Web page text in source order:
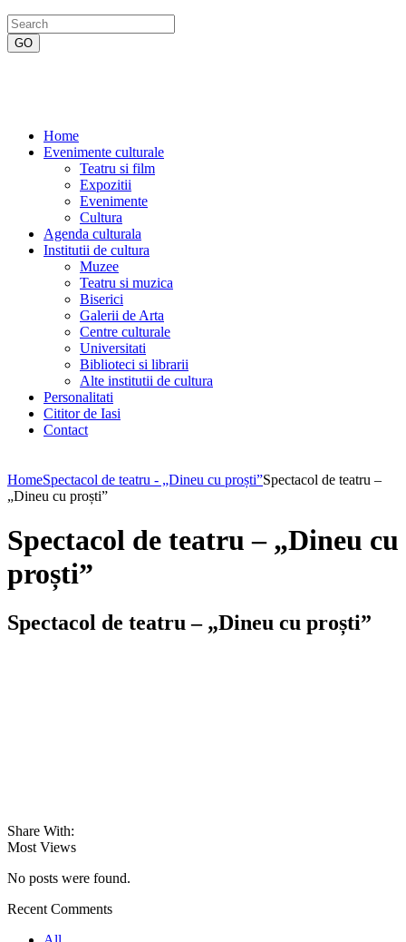
Home
Evenimente culturale
Teatru si film
Expozitii
Evenimente
Cultura
Agenda culturala
Institutii de cultura
Muzee
Teatru si muzica
Biserici
Galerii de Arta
Centre culturale
Universitati
Biblioteci si librarii
Alte institutii de cultura
Personalitati
Cititor de Iasi
Contact
HomeSpectacol de teatru - „Dineu cu proști”Spectacol de teatru –
„Dineu cu proști”
Spectacol de teatru – „Dineu cu
proști”
Spectacol de teatru – „Dineu cu proști”
Share With:
Most Views
No posts were found.
Recent Comments